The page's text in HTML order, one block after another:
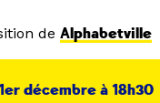
deAlphabetville
décembre à 18h30